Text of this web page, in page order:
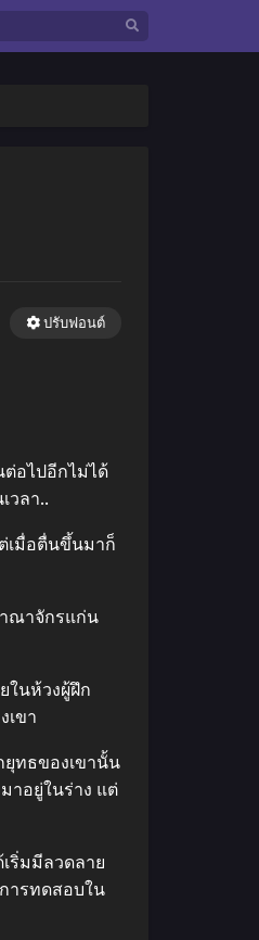
ปรับฟอนต์
อไปอีกไม่ได้
วลา..
เมื่อตื่นขึ้นมาก็
าณาจักรแก่น
ในห้วงผู้ฝึก
เขา
ทธของเขานั้น
าอยู่ในร่าง แต่
ริ่มมีลวดลาย
ารทดสอบใน